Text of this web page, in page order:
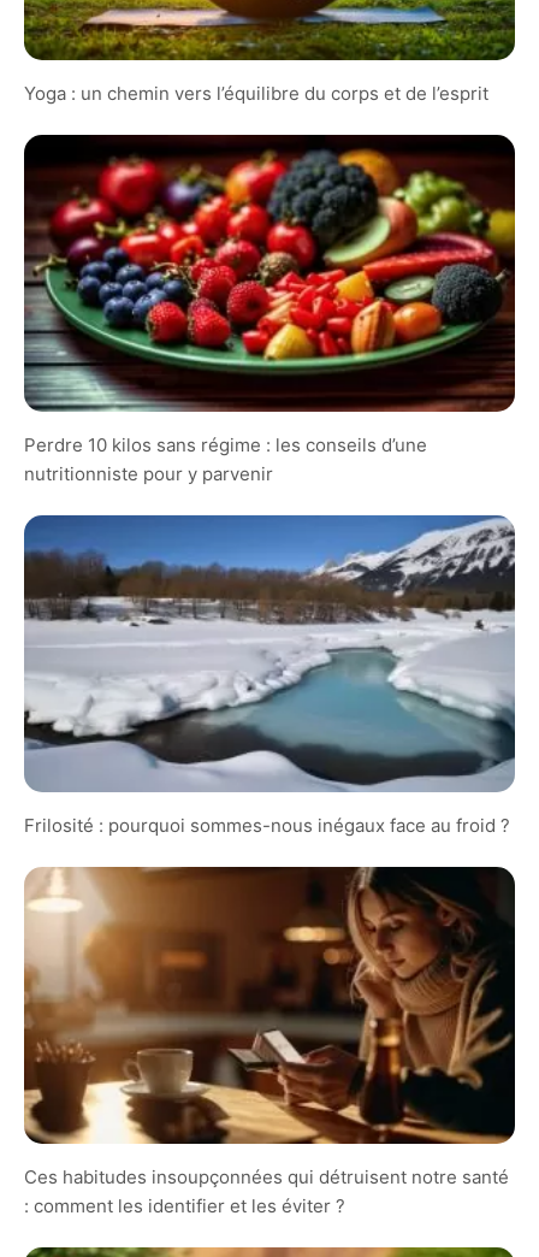
Yoga : un chemin vers l’équilibre du corps et de l’esprit
Perdre 10 kilos sans régime : les conseils d’une
nutritionniste pour y parvenir
Frilosité : pourquoi sommes-nous inégaux face au froid ?
Ces habitudes insoupçonnées qui détruisent notre santé
: comment les identifier et les éviter ?